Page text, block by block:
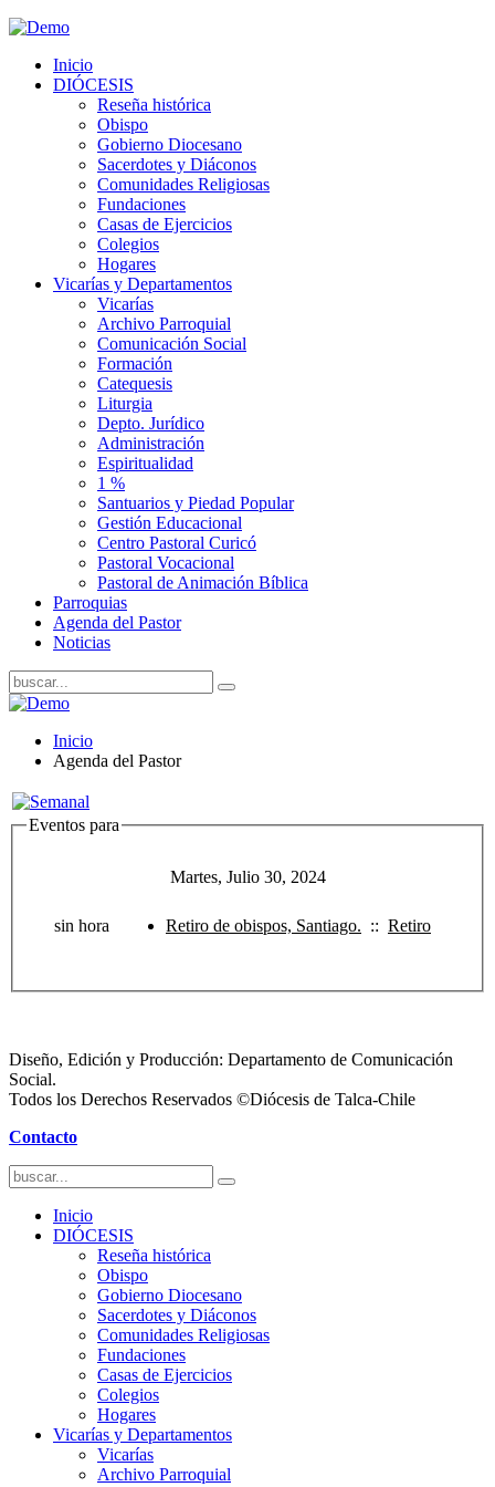
Inicio
DIÓCESIS
Reseña histórica
Obispo
Gobierno Diocesano
Sacerdotes y Diáconos
Comunidades Religiosas
Fundaciones
Casas de Ejercicios
Colegios
Hogares
Vicarías y Departamentos
Vicarías
Archivo Parroquial
Comunicación Social
Formación
Catequesis
Liturgia
Depto. Jurídico
Administración
Espiritualidad
1 %
Santuarios y Piedad Popular
Gestión Educacional
Centro Pastoral Curicó
Pastoral Vocacional
Pastoral de Animación Bíblica
Parroquias
Agenda del Pastor
Noticias
Inicio
Agenda del Pastor
Eventos para
Martes, Julio 30, 2024
sin hora Retiro de obispos, Santiago. :: Retiro
Diseño, Edición y Producción: Departamento de Comunicación
Social.
Todos los Derechos Reservados ©Diócesis de Talca-Chile
Contacto
Inicio
DIÓCESIS
Reseña histórica
Obispo
Gobierno Diocesano
Sacerdotes y Diáconos
Comunidades Religiosas
Fundaciones
Casas de Ejercicios
Colegios
Hogares
Vicarías y Departamentos
Vicarías
Archivo Parroquial